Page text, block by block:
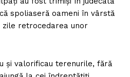
spoliaseră oameni în vârstă
retrocedarea unor
și valorificau terenurile, fără